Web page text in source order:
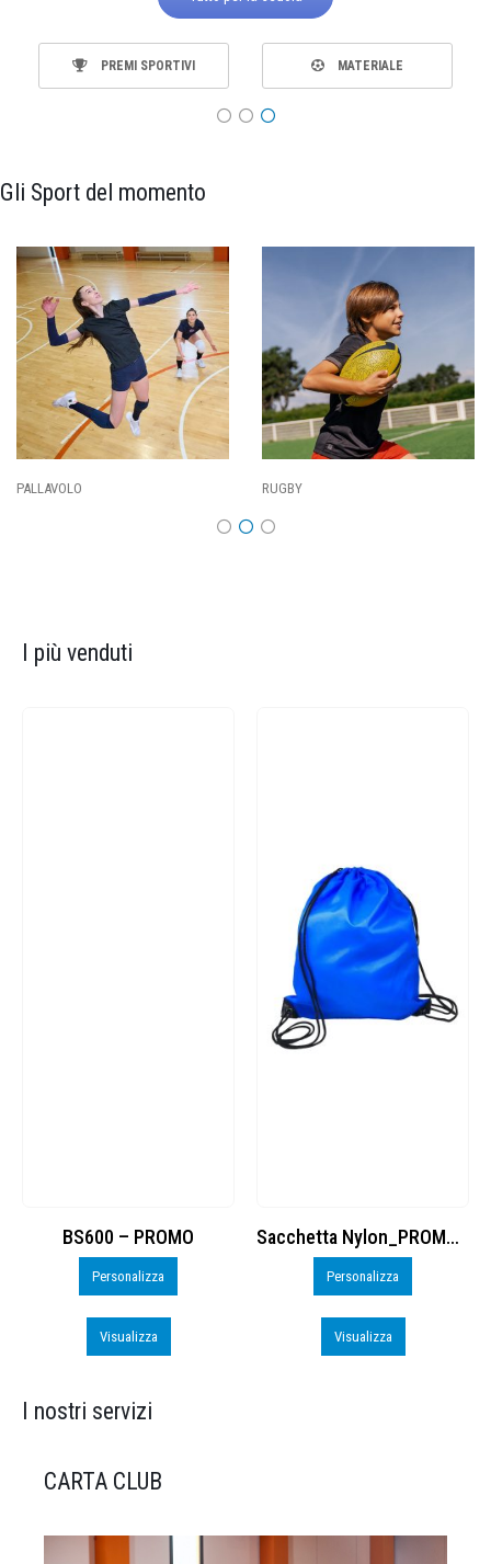
TUTTI GLI SPORT ABBIGLIAMENTO
Gli Sport del momento
PALLAVOLO RUGBY
I più venduti
BS600 – PROMO
Personalizza
Visualizza
Sacchetta Nylon_PROMO_perso
Personalizza
Visualizza
I nostri servizi
CARTA CLUB